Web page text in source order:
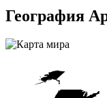
География